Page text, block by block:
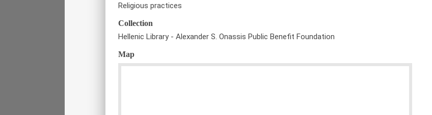
Religious practices
Collection
Hellenic Library - Alexander S. Onassis Public Benefit Foundation
Map